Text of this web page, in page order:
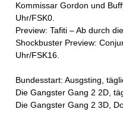
Kommissar Gordon und
Uhr/FSK0.
Preview: Tafiti – Ab durch
Shockbuster Preview:
Uhr/FSK16.
Bundesstart: Ausgsting,
Die Gangster Gang 2 2D,
Die Gangster Gang 2 3D,